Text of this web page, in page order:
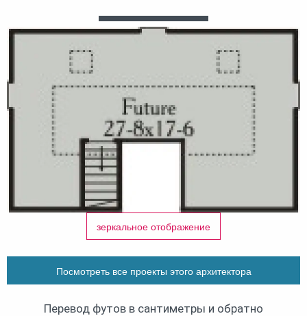
зеркальное отображение
Посмотреть все проекты этого архитектора
Перевод футов в сантиметры и обратно